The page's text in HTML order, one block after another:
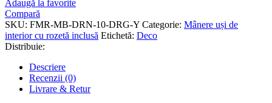
Adaugă la favorite
Compară
SKU: FMR-MB-DRN-10-DRG-Y Categorie: Mânere uși de
interior cu rozetă inclusă Etichetă: Deco
Distribuie:
Descriere
Recenzii (0)
Livrare & Retur